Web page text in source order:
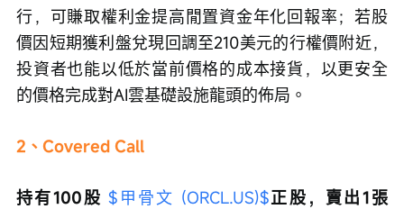
行，可賺取權利金提高閒置資金年化回報率；若股
價因短期獲利盤兌現回調至210美元的行權價附近，
投資者也能以低於當前價格的成本接貨，以更安全
的價格完成對AI雲基礎設施龍頭的佈局。
2、Covered Call
持有100股 $甲骨文 (ORCL.US)$正股，賣出1張